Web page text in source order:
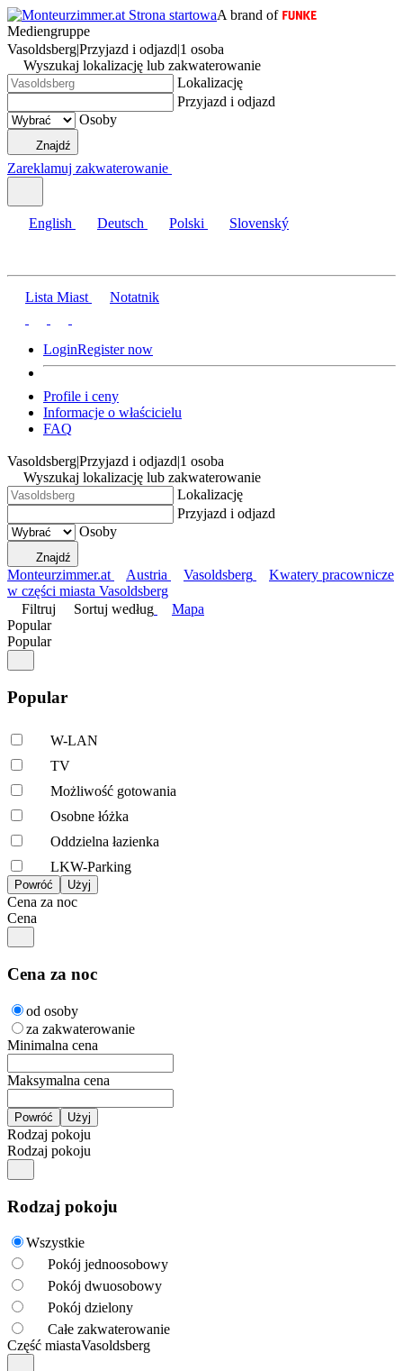
A brand of
Mediengruppe
Vasoldsberg|Przyjazd i odjazd|1 osoba
Wyszukaj lokalizację lub zakwaterowanie
Lokalizację
Przyjazd i odjazd
Osoby
Znajdź
Zareklamuj zakwaterowanie
English Deutsch Polski Slovenský
Lista Miast Notatnik
LoginRegister now
Profile i ceny
Informacje o właścicielu
FAQ
Vasoldsberg|Przyjazd i odjazd|1 osoba
Wyszukaj lokalizację lub zakwaterowanie
Lokalizację
Przyjazd i odjazd
Osoby
Znajdź
Monteurzimmer.at Austria Vasoldsberg
Kwatery pracownicze
w części miasta Vasoldsberg
Filtruj
Sortuj według
Mapa
Popular
Popular
Popular
W-LAN
TV
Możliwość gotowania
Osobne łóżka
Oddzielna łazienka
LKW-Parking
Cena za noc
Cena
Cena za noc
od osoby
za zakwaterowanie
Minimalna cena
Maksymalna cena
Rodzaj pokoju
Rodzaj pokoju
Rodzaj pokoju
Wszystkie
Pokój jednoosobowy
Pokój dwuosobowy
Pokój dzielony
Całe zakwaterowanie
Część miastaVasoldsberg